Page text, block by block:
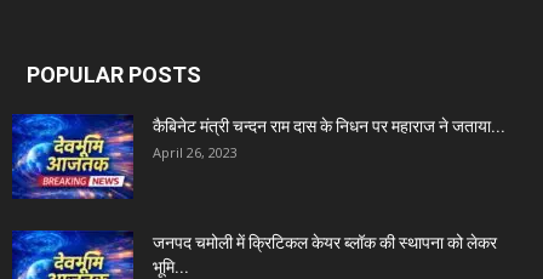
POPULAR POSTS
कैबिनेट मंत्री चन्दन राम दास के निधन पर महाराज ने जताया...
April 26, 2023
जनपद चमोली में क्रिटिकल केयर ब्लॉक की स्थापना को लेकर
भूमि...